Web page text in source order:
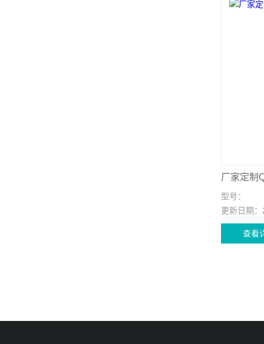
厂家定制
型号：
更新日期：
查看